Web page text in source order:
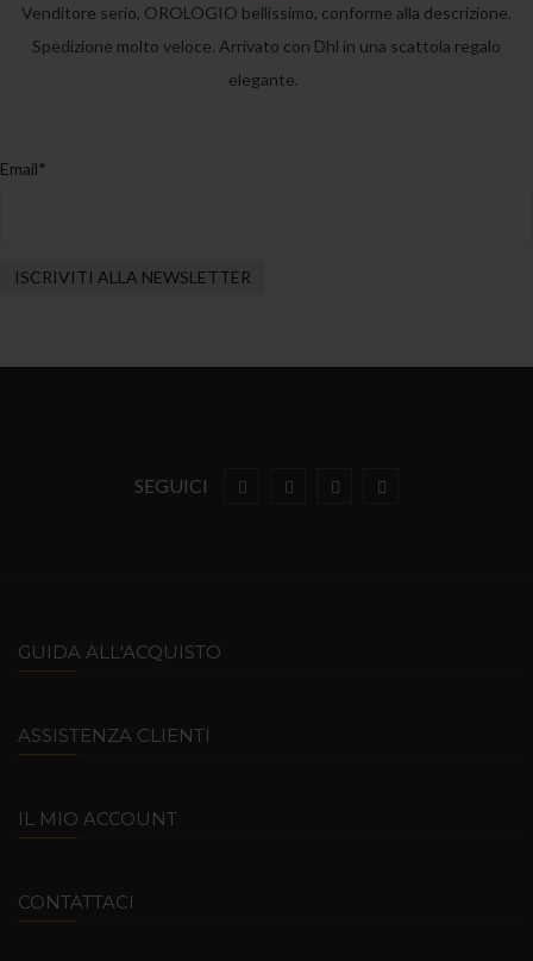
Venditore serio, OROLOGIO bellissimo, conforme alla descrizione.
Spedizione molto veloce. Arrivato con Dhl in una scattola regalo
elegante.
Email*
SEGUICI
GUIDA ALL'ACQUISTO
ASSISTENZA CLIENTI
IL MIO ACCOUNT
CONTATTACI